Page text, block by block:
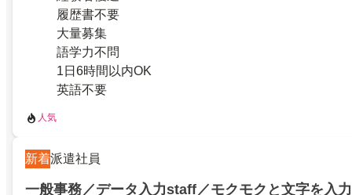
履歴書不要
大量募集
語学力不問
1日6時間以内OK
英語不要
人気
新着派遣社員
一般事務／データ入力staff／モクモクと文字を入